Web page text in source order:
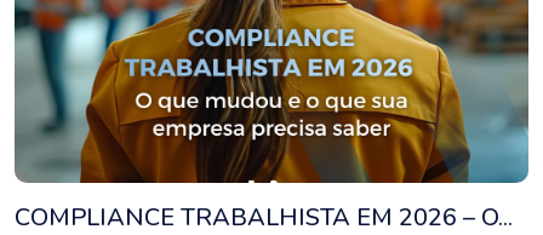
COMPLIANCE TRABALHISTA EM 2026 – O...